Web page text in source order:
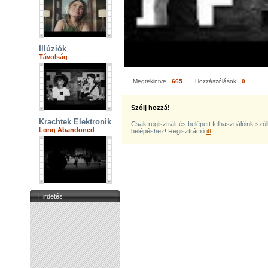
Illúziók
Távolság
Krachtek Elektronik
Long Abandoned
Hirdetés
Megtekintve: 665 Hozzászólások: 0
Szólj hozzá!
Csak regisztrált és belépett felhasználóink
belépéshez! Regisztráció itt